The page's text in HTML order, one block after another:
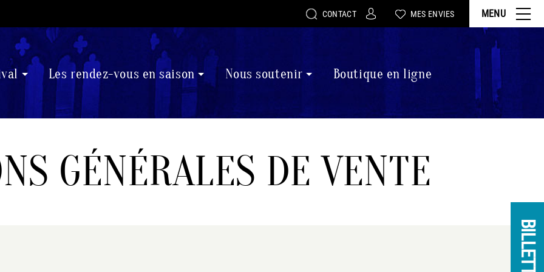
CONTACT MES ENVIES MENU
Les rendez-vous en saison Nous soutenir Boutique en ligne
GÉNÉRALES DE VENTE